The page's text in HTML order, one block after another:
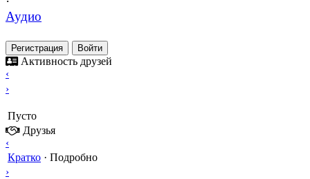
Аудио
Регистрация Войти
Активность друзей
‹
›
Пусто
Друзья
‹
Кратко · Подробно
›